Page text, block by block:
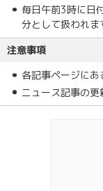
毎日午前3時に日
分として扱われま
注意事項
各記事ページにあ
ニュース記事の更